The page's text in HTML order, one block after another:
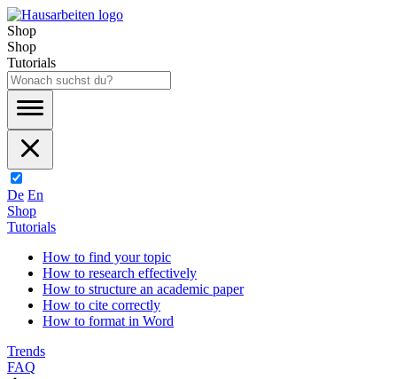
Shop
Shop
Tutorials
De En
Shop
Tutorials
How to find your topic
How to research effectively
How to structure an academic paper
How to cite correctly
How to format in Word
Trends
FAQ